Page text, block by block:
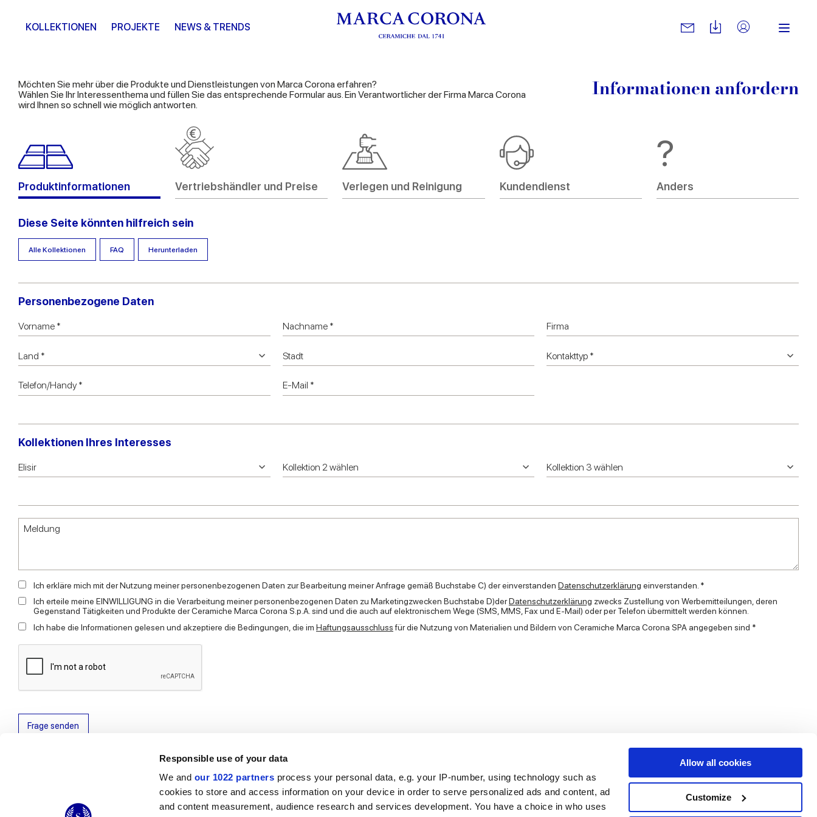
Responsible use of your data
We and our 1022 partners process your personal data, e.g. your IP-number, using technology such as
cookies to store and access information on your device in order to serve personalized ads and content, ad
and content measurement, audience research and services development. You have a choice in who uses
Allow all cookies
Customize
KOLLEKTIONEN PROJEKTE NEWS & TRENDS
Informationen anfordern
Möchten Sie mehr über die Produkte und Dienstleistungen von Marca Corona erfahren?
Wählen Sie Ihr Interessenthema und füllen Sie das entsprechende Formular aus. Ein Verantwortlicher der Firma Marca Corona
wird Ihnen so schnell wie möglich antworten.
Produktinformationen Vertriebshändler und Preise Verlegen und Reinigung Kundendienst
?
Anders
Diese Seite könnten hilfreich sein
Alle Kollektionen FAQ Herunterladen
Personenbezogene Daten
Kollektionen Ihres Interesses
Ich erkläre mich mit der Nutzung meiner personenbezogenen Daten zur Bearbeitung meiner Anfrage gemäß Buchstabe C) der einverstanden Datenschutzerklärung einverstanden. *
Ich erteile meine EINWILLIGUNG in die Verarbeitung meiner personenbezogenen Daten zu Marketingzwecken Buchstabe D)derDatenschutzerklärung zwecks Zustellung von Werbemitteilungen, deren
Gegenstand Tätigkeiten und Produkte der Ceramiche Marca Corona S.p.A. sind und die auch auf elektronischem Wege (SMS, MMS, Fax und E-Mail) oder per Telefon übermittelt werden können.
Ich habe die Informationen gelesen und akzeptiere die Bedingungen, die im Haftungsausschlussfür die Nutzung von Materialien und Bildern von Ceramiche Marca Corona SPA angegeben sind *
Frage senden
Rechtsraum Folgen Sie uns auf